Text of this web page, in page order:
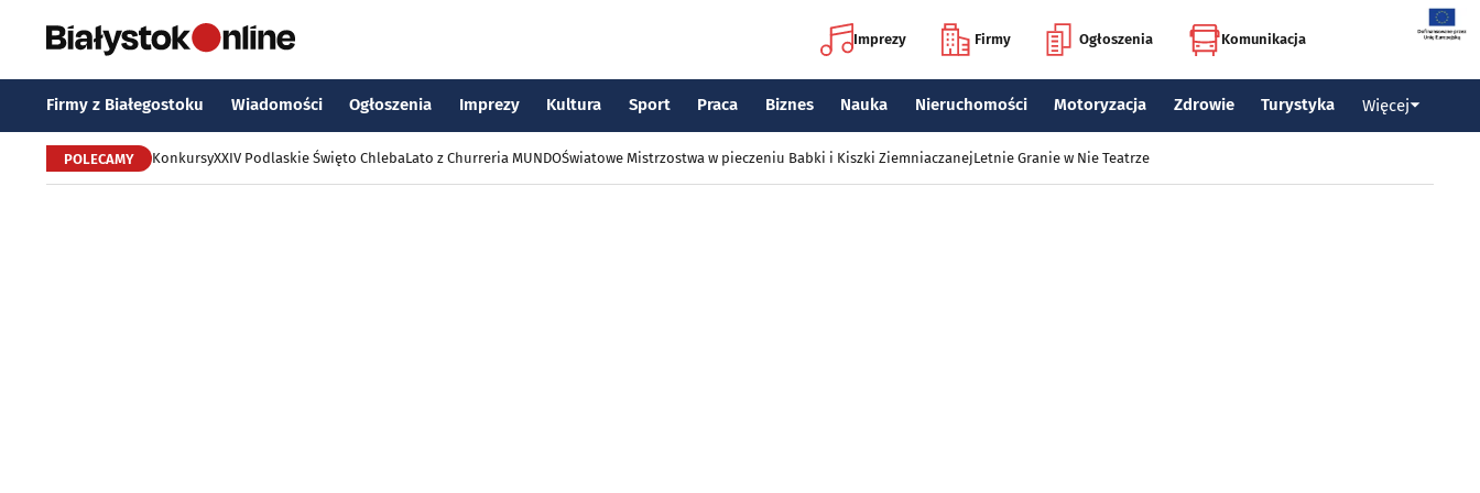
Imprezy Firmy Ogłoszenia Komunikacja
Firmy z Białegostoku Wiadomości Ogłoszenia Imprezy Kultura Sport Praca Biznes Nauka Nieruchomości Motoryzacja Zdrowie Turystyka Więcej
POLECAMY KonkursyXXIV Podlaskie Święto ChlebaLato z Churreria MUNDOŚwiatowe Mistrzostwa w pieczeniu Babki i Kiszki ZiemniaczanejLetnie Granie w Nie Teatrze